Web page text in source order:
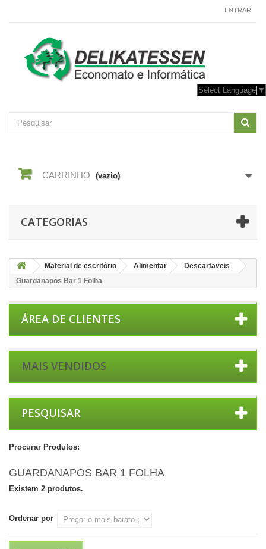
ENTRAR
Select Language ▼
CARRINHO (vazio)
CATEGORIAS
Material de escritório Alimentar
Descartaveis
Guardanapos Bar 1 Folha
ÁREA DE CLIENTES
MAIS VENDIDOS
PESQUISAR
Procurar Produtos:
GUARDANAPOS BAR 1 FOLHA
Existem 2 produtos.
Ordenar por